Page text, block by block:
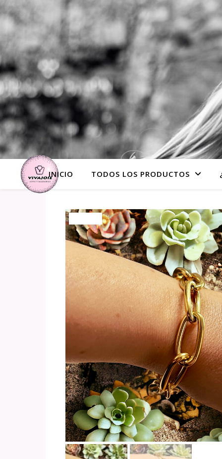
INICIO TODOS LOS PRODUCTOS